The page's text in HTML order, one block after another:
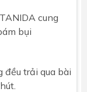
cung
bụi
đều trải qua bài